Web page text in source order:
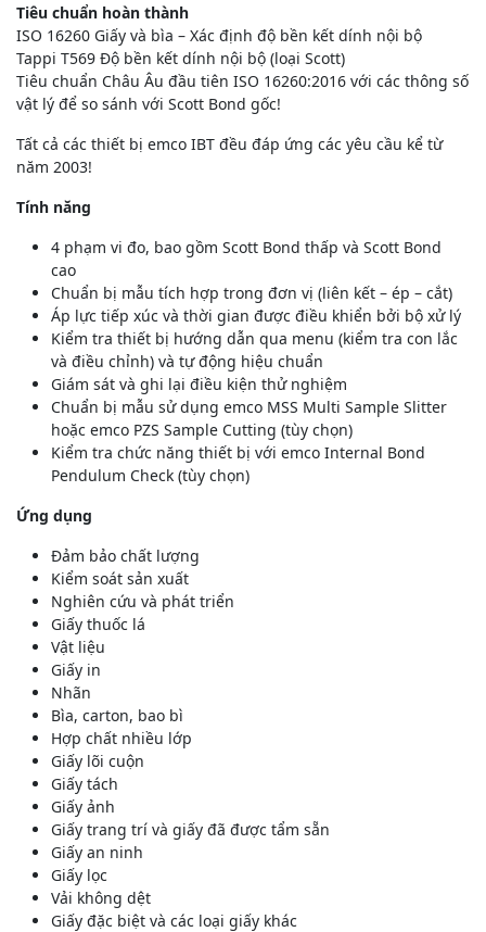
Tiêu chuẩn hoàn thành
ISO 16260 Giấy và bìa – Xác định độ bền kết dính nội bộ
Tappi T569 Độ bền kết dính nội bộ (loại Scott)
Tiêu chuẩn Châu Âu đầu tiên ISO 16260:2016 với các thông số
vật lý để so sánh với Scott Bond gốc!
Tất cả các thiết bị emco IBT đều đáp ứng các yêu cầu kể từ
năm 2003!
Tính năng
4 phạm vi đo, bao gồm Scott Bond thấp và Scott Bond
cao
Chuẩn bị mẫu tích hợp trong đơn vị (liên kết – ép – cắt)
Áp lực tiếp xúc và thời gian được điều khiển bởi bộ xử lý
Kiểm tra thiết bị hướng dẫn qua menu (kiểm tra con lắc
và điều chỉnh) và tự động hiệu chuẩn
Giám sát và ghi lại điều kiện thử nghiệm
Chuẩn bị mẫu sử dụng emco MSS Multi Sample Slitter
hoặc emco PZS Sample Cutting (tùy chọn)
Kiểm tra chức năng thiết bị với emco Internal Bond
Pendulum Check (tùy chọn)
Ứng dụng
Đảm bảo chất lượng
Kiểm soát sản xuất
Nghiên cứu và phát triển
Giấy thuốc lá
Vật liệu
Giấy in
Nhãn
Bìa, carton, bao bì
Hợp chất nhiều lớp
Giấy lõi cuộn
Giấy tách
Giấy ảnh
Giấy trang trí và giấy đã được tẩm sẵn
Giấy an ninh
Giấy lọc
Vải không dệt
Giấy đặc biệt và các loại giấy khác